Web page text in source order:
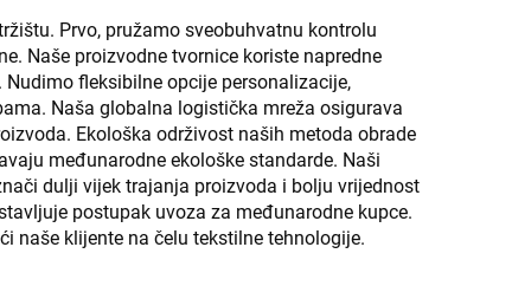
Prvo, pružamo sveobuhvatnu kontrolu
Naše proizvodne tvornice koriste napredne
fleksibilne opcije personalizacije,
Naša globalna logistička mreža osigurava
Ekološka održivost naših metoda obrade
međunarodne ekološke standarde. Naši
dulji vijek trajanja proizvoda i bolju vrijednost
postupak uvoza za međunarodne kupce.
naše klijente na čelu tekstilne tehnologije.